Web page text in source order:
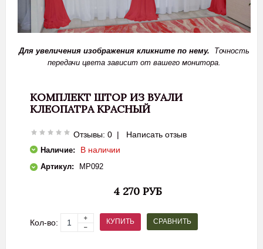
Для увеличения изображения кликните по нему. Точность
передачи цвета зависит от вашего монитора.
КОМПЛЕКТ ШТОР ИЗ ВУАЛИ
КЛЕОПАТРА КРАСНЫЙ
Отзывы: 0 | Написать отзыв
Наличие: В наличии
Артикул: МР092
4 270 РУБ
Кол-во: КУПИТЬ СРАВНИТЬ